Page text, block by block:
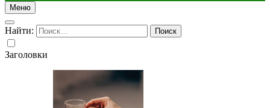
Меню
Найти:
Заголовки